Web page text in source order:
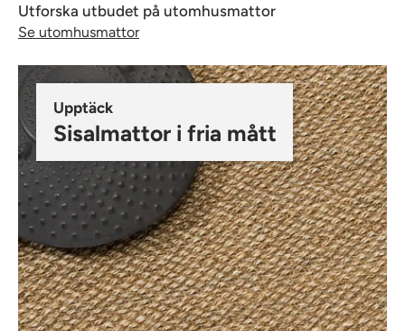
Utforska utbudet på utomhusmattor
Se utomhusmattor
Upptäck
Sisalmattor i fria mått